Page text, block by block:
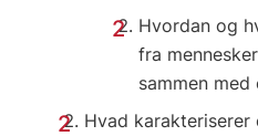
Hvordan og
fra
sammen med
Hvad karakteriserer